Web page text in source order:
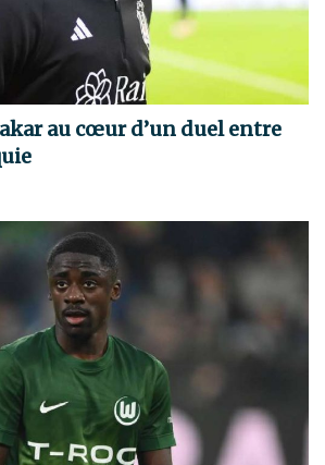
au cœur d’un duel entre